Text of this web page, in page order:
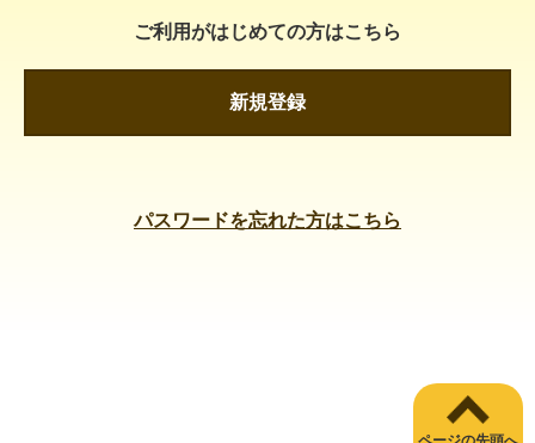
ご利用がはじめての方はこちら
新規登録
パスワードを忘れた方はこちら